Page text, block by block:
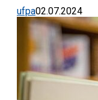
ufpa02.07.2024